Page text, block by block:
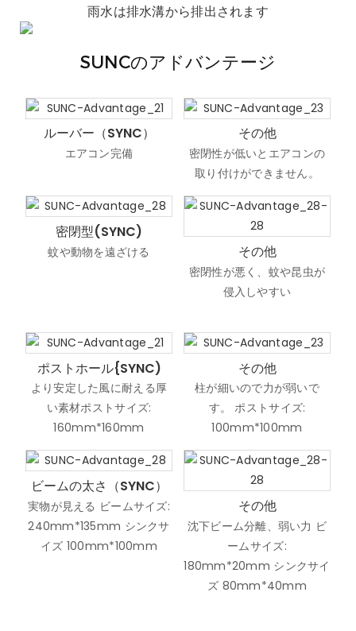
雨水は排水溝から排出されます
SUNCのアドバンテージ
ルーバー（SYNC）
エアコン完備
その他
密閉性が低いとエアコンの
取り付けができません。
密閉型(SYNC)
蚊や動物を遠ざける その他
密閉性が悪く、蚊や昆虫が
侵入しやすい
ポストホール{SYNC)
より安定した風に耐える厚
い素材ポストサイズ:
160mm*160mm
その他
柱が細いので力が弱いで
す。 ポストサイズ:
100mm*100mm
ビームの太さ（SYNC）
実物が見える ビームサイズ:
240mm*135mm シンクサ
イズ 100mm*100mm
その他
沈下ビーム分離、弱い力 ビ
ームサイズ:
180mm*20mm シンクサイ
ズ 80mm*40mm